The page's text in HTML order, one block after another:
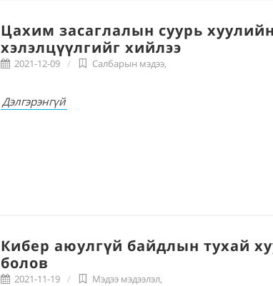
Цахим засаглалын суурь
хэлэлцүүлгийг хийлээ
2021-12-09 Салбарын мэдээ,
Дэлгэрэнгүй
Кибер аюулгүй байдлын тухай
болов
2021-11-19 Мэдээ мэдээлэл,